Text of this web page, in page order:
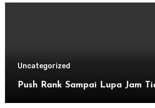
Uncategorized
Push Rank Sampai Lupa Jam